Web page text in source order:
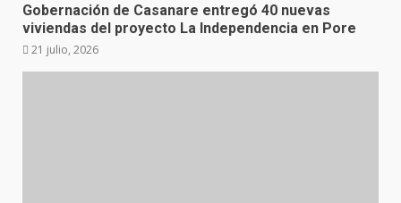
Gobernación de Casanare entregó 40 nuevas
viviendas del proyecto La Independencia en Pore
21 julio, 2026